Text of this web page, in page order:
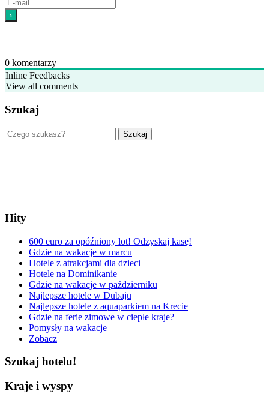
0 komentarzy
Inline Feedbacks
View all comments
Szukaj
Szukaj
Hity
600 euro za opóźniony lot! Odzyskaj kasę!
Gdzie na wakacje w marcu
Hotele z atrakcjami dla dzieci
Hotele na Dominikanie
Gdzie na wakacje w październiku
Najlepsze hotele w Dubaju
Najlepsze hotele z aquaparkiem na Krecie
Gdzie na ferie zimowe w ciepłe kraje?
Pomysły na wakacje
Zobacz
Szukaj hotelu!
Kraje i wyspy